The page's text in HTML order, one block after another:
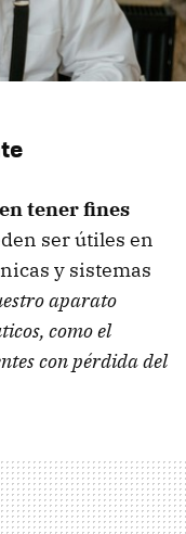
tener fines
ser útiles en
y sistemas
aparato
como el
con pérdida del